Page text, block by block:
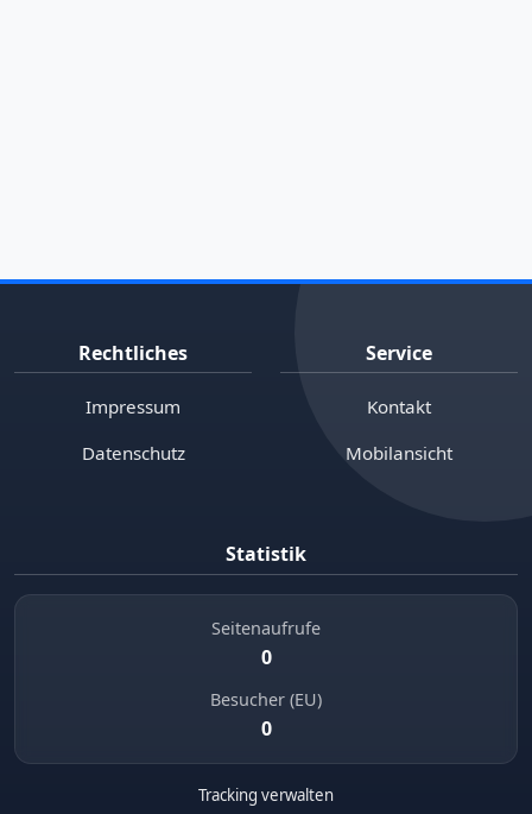
Rechtliches
Impressum
Datenschutz
Service
Kontakt
Mobilansicht
Statistik
Seitenaufrufe
0
Besucher (EU)
0
Tracking verwalten